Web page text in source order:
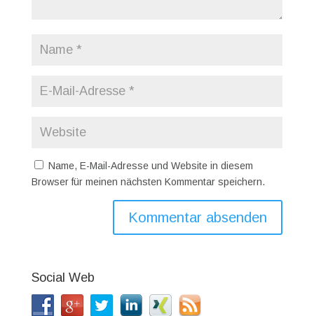
Name, E-Mail-Adresse und Website in diesem
Browser für meinen nächsten Kommentar speichern.
Social Web